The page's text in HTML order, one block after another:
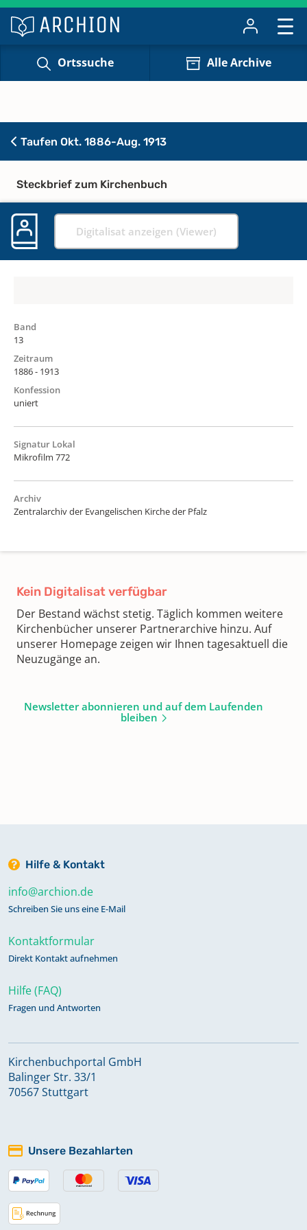
Ortssuche Alle Archive
Taufen Okt. 1886-Aug. 1913
Steckbrief zum Kirchenbuch
Digitalisat anzeigen (Viewer)
Band
13
Zeitraum
1886 - 1913
Konfession
uniert
Signatur Lokal
Mikrofilm 772
Archiv
Zentralarchiv der Evangelischen Kirche der Pfalz
Kein Digitalisat verfügbar
Der Bestand wächst stetig. Täglich kommen weitere
Kirchenbücher unserer Partnerarchive hinzu. Auf
unserer Homepage zeigen wir Ihnen tagesaktuell die
Neuzugänge an.
Newsletter abonnieren und auf dem Laufenden
bleiben
Hilfe & Kontakt
info@archion.de
Schreiben Sie uns eine E-Mail
Kontaktformular
Direkt Kontakt aufnehmen
Hilfe (FAQ)
Fragen und Antworten
Kirchenbuchportal GmbH
Balinger Str. 33/1
70567 Stuttgart
Unsere Bezahlarten